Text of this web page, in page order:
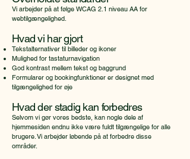
Vi arbejder på at følge WCAG 2.1 niveau AA for
webtilgængelighed.
Hvad vi har gjort
Tekstalternativer til billeder og ikoner
Mulighed for tastaturnavigation
God kontrast mellem tekst og baggrund
Formularer og bookingfunktioner er designet med
tilgængelighed for øje
Hvad der stadig kan forbedres
Selvom vi gør vores bedste, kan nogle dele af
hjemmesiden endnu ikke være fuldt tilgængelige for alle
brugere. Vi arbejder løbende på at forbedre disse
områder.